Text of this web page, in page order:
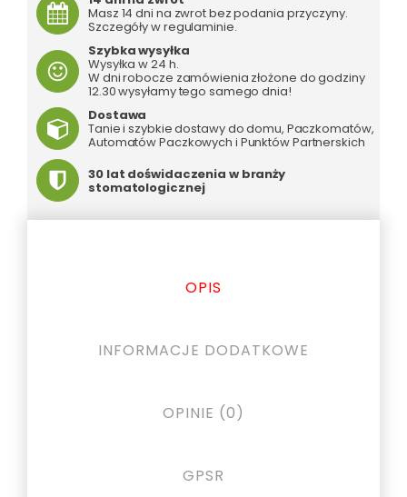
tlenem
miejscowe
stany
zapalne
śluzowych
dziąseł,
15
ml
Masz 14 dni na zwrot bez podania przyczyny.
Szczegóły w regulaminie.
Szybka wysyłka
Wysyłka w 24 h.
W dni robocze zamówienia złożone do godziny
12.30 wysyłamy tego samego dnia!
Dostawa
Tanie i szybkie dostawy do domu, Paczkomatów,
Automatów Paczkowych i Punktów Partnerskich
30 lat doświdaczenia w branży
stomatologicznej
OPIS
INFORMACJE DODATKOWE
OPINIE (0)
GPSR